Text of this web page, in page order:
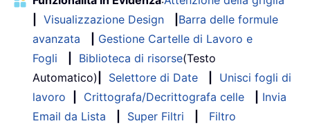
Visualizzazione Design
Barra delle formule
avanzata
Gestione Cartelle di Lavoro e
Fogli
Biblioteca di risorse(Testo
Automatico)
Selettore di Date
Unisci fogli di
lavoro
Crittografa/Decrittografa celle
Invia
Email da Lista
Super Filtri
Filtro